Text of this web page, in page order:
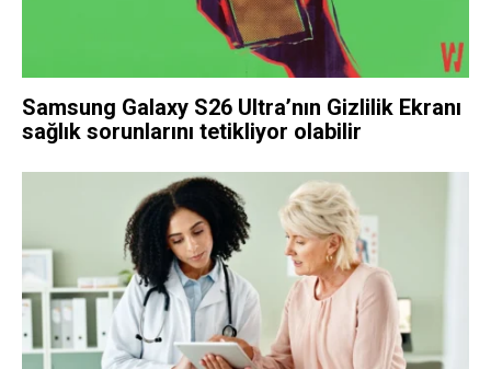
Samsung Galaxy S26 Ultra’nın Gizlilik Ekranı
sağlık sorunlarını tetikliyor olabilir